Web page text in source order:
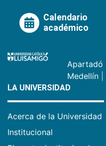
Calendario
académico
Apartadó
Medellín
LA UNIVERSIDAD
Acerca de la Universidad
Institucional